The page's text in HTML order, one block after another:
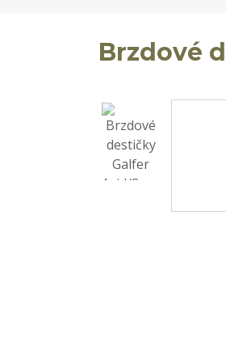
Brzdové